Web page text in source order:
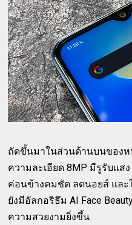
ถัดขึ้นมาในส่วนด้านบนของ
ความละเอียด 8MP มีรูรับแส
ค่อนข้างคมชัด ลดนอยส์ แล
ยังมีอัลกอริธึม AI Face
ความสวยงามยิ่งขึ้น